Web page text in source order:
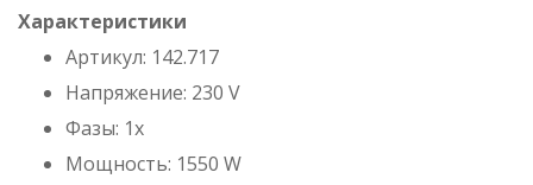
Характеристики
Артикул: 142.717
Напряжение: 230 V
Фазы: 1x
Мощность: 1550 W